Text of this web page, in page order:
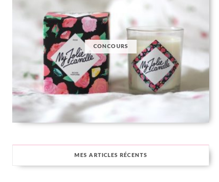
CONCOURS
MES ARTICLES RÉCENTS